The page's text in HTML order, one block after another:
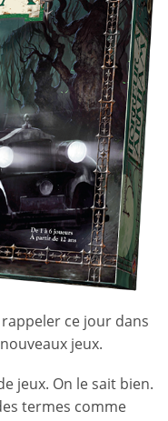
ce jour dans
jeux.
jeux. On le sait bien.
termes comme